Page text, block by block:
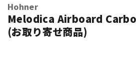
Hohner
Melodica Airboard
(お取り寄せ商品)